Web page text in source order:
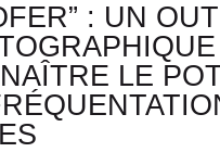
: UN
LE